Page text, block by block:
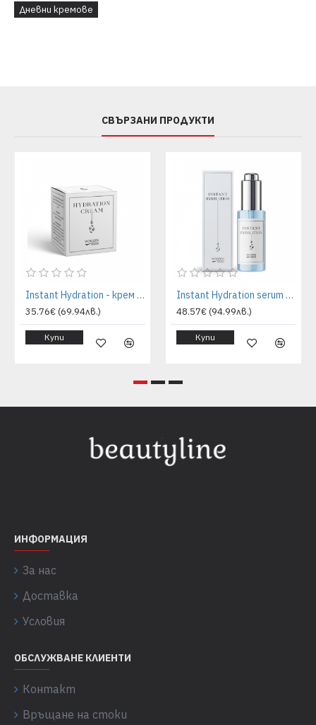
Дневни кремове
СВЪРЗАНИ ПРОДУКТИ
Instant Hydration - крем за лице - 50 ml | WoodenSpoon
35.76€ (69.94лв.)
Купи
Instant Hydration serum - 30 ml. | WoodenSpoon
48.57€ (94.99лв.)
Купи
ИНФОРМАЦИЯ
За нас
Доставка
Условия
ОБСЛУЖВАНЕ КЛИЕНТИ
Контакт
Връщане на стоки